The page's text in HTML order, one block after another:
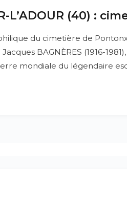
L’ADOUR (40) :
du cimetière de
BAGNÈRES (1916-
mondiale du légendaire